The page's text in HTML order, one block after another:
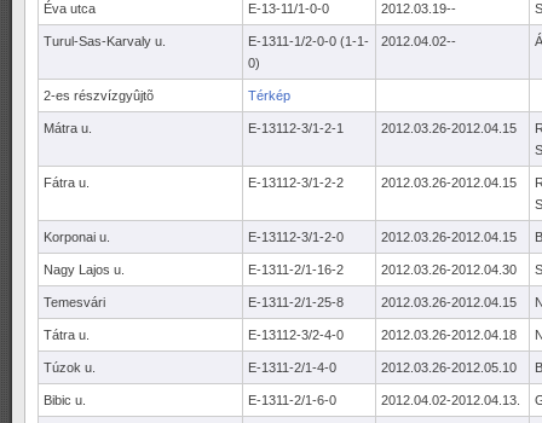
Éva utca E-13-11/1-0-0 2012.03.19--
Turul-Sas-Karvaly u.
E-1311-1/2-0-0 (1-1-
0)
2012.04.02--
2-es részvízgyûjtõ Térkép
Mátra u. E-13112-3/1-2-1 2012.03.26-2012.04.15
Fátra u. E-13112-3/1-2-2 2012.03.26-2012.04.15
Korponai u. E-13112-3/1-2-0 2012.03.26-2012.04.15
Nagy Lajos u. E-1311-2/1-16-2 2012.03.26-2012.04.30
Temesvári E-1311-2/1-25-8 2012.03.26-2012.04.15
Tátra u. E-13112-3/2-4-0 2012.03.26-2012.04.18
Túzok u. E-1311-2/1-4-0 2012.03.26-2012.05.10
Bibic u. E-1311-2/1-6-0 2012.04.02-2012.04.13.